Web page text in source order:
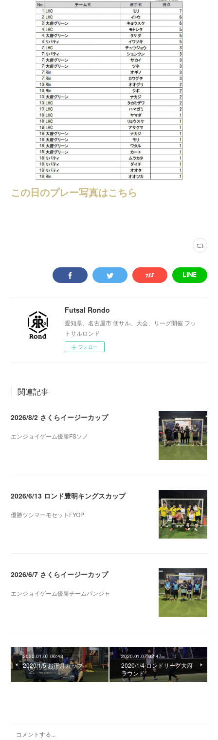
この日のプレー写真はこちら
Futsal Rondo
愛知県、名古屋市 個サル、大会、リーグ開催 フッ
トサルロンド
フォロー
関連記事
2026/8/2 さくらイージーカップ
エンジョイゲーム優勝FSソノ
2026/6/13 ロンド豊明キングスカップ
優勝ツシマーモセットFYOP
2026/6/7 さくらイージーカップ
エンジョイゲーム優勝チームパンジャ
2020.01.07 06:43
2020/1/5 お正月カップ
2020.01.07 02:47
2020/1/4 ロンドリーグ大府
ラウンド